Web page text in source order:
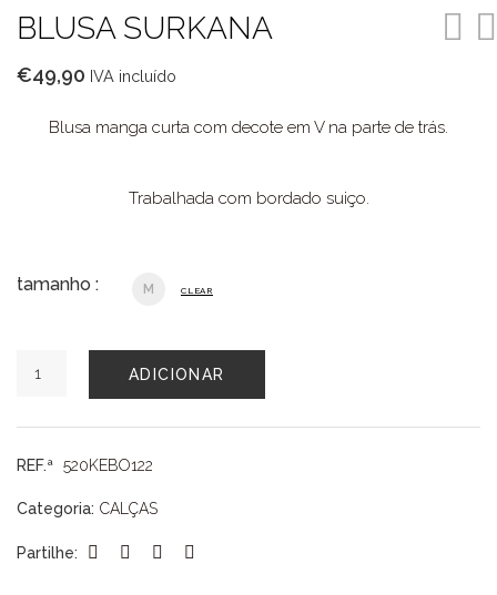
BLUSA SURKANA
€49,90 IVA incluído
Blusa manga curta com decote em V na parte de trás.
Trabalhada com bordado suiço.
tamanho : M CLEAR
de
SURKANA
ADICIONAR
REF.ª 520KEBO122
Categoria: CALÇAS
Partilhe: